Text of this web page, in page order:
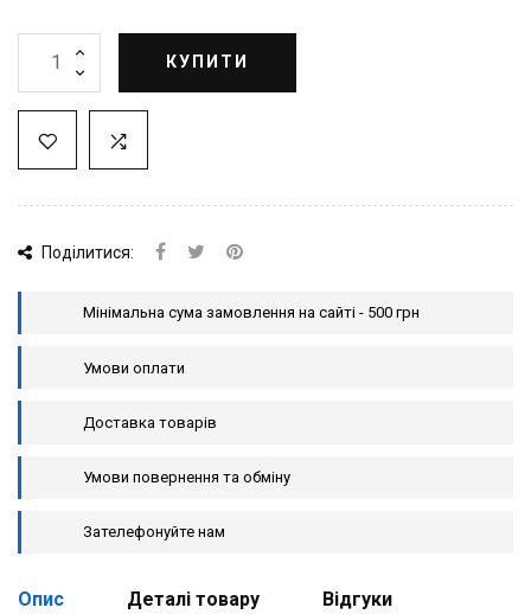
КУПИТИ
Поділитися:
Мінімальна сума замовлення на сайті - 500 грн
Умови оплати
Доставка товарів
Умови повернення та обміну
Зателефонуйте нам
Опис Деталі товару Відгуки